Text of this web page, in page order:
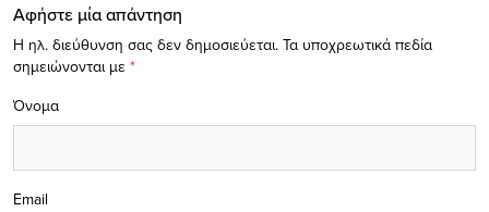
Αφήστε μία απάντηση
Η ηλ. διεύθυνση σας δεν δημοσιεύεται. Τα υποχρεωτικά πεδία
σημειώνονται με *
Όνομα
Email